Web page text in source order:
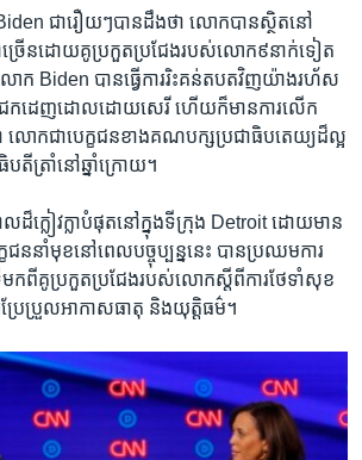
ជា​រឿយៗ​បាន​ដឹងថា ​លោក​បាន​ស្ថិត​នៅ​
ា​ច្រើន​ដោយ​គូ​ប្រកួត​ប្រជែង​របស់​លោក​៩​នាក់​ទៀត​
ោក ​Biden បាន​ធ្វើ​ការរិះគន់​តប​ត​វិញ​យ៉ាង​រហ័ស​
ជែក​ដេញ​ដោល​ដោយ​សេរី​ ហើយ​ក៏​មាន​ការ​លើក​
ោក​ជា​បេក្ខ​ជនខាង​គណ​បក្ស​ប្រជា​ធិបតេយ្យ​ដ៏​ល្អ​
បតី​ត្រាំ​នៅ​ឆ្នាំ​ក្រោយ។​
ល​ដ៏​ក្លៀវ​ក្លា​បំផុត​នៅ​ក្នុង​ទីក្រុង ​Detroit​ ដោយ​មាន​
ន​នាំមុខនៅ​ពេល​បច្ចុប្បន្ន​នេះ ​បាន​ប្រឈម​ការ​
ក​ពីគូ​ប្រកួត​ប្រជែង​របស់​លោក​ស្តីពី​ការ​ថែទាំ​សុខ
ប្រែប្រួល​អាកាសធាតុ ​និង​យុត្តិធម៌។